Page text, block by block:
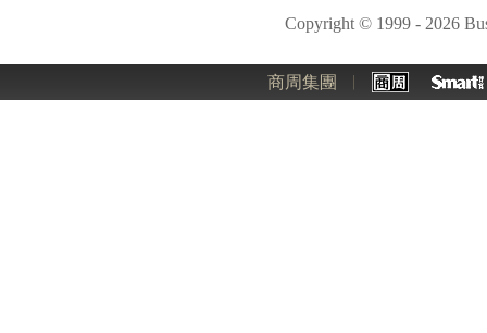
Copyright © 1999 - 2026
商周集團